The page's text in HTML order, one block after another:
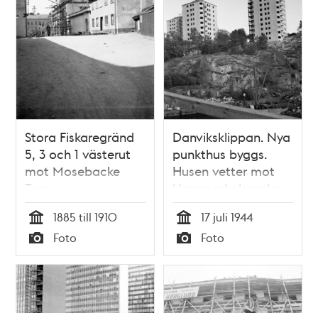
Stora Fiskaregränd
5, 3 och 1 västerut
mot Mosebacke
Torg.
Navigationsskolan
(före 1907) med
byggnadsställning.
Nuv. Fiskargatan 3
och 1, kv.
Mosebacke
Tid
1885 till 1910
Typ
Foto
Danviksklippan. Nya
punkthus byggs.
Husen vetter mot
Hammarbykanalen,
där lastfartyg ses i
förgrunden
Tid
17 juli 1944
Typ
Foto